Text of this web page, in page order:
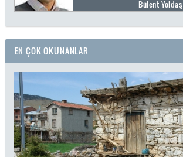
Bülent Yoldaş
EN ÇOK OKUNANLAR